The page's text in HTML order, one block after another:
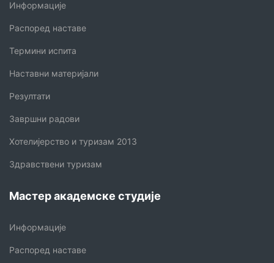
Информације
Распоред наставе
Термини испита
Наставни материјали
Резултати
Завршни радови
Хотелијерство и туризам 2013
Здравствени туризам
Мастер академске студије
Информације
Распоред наставе